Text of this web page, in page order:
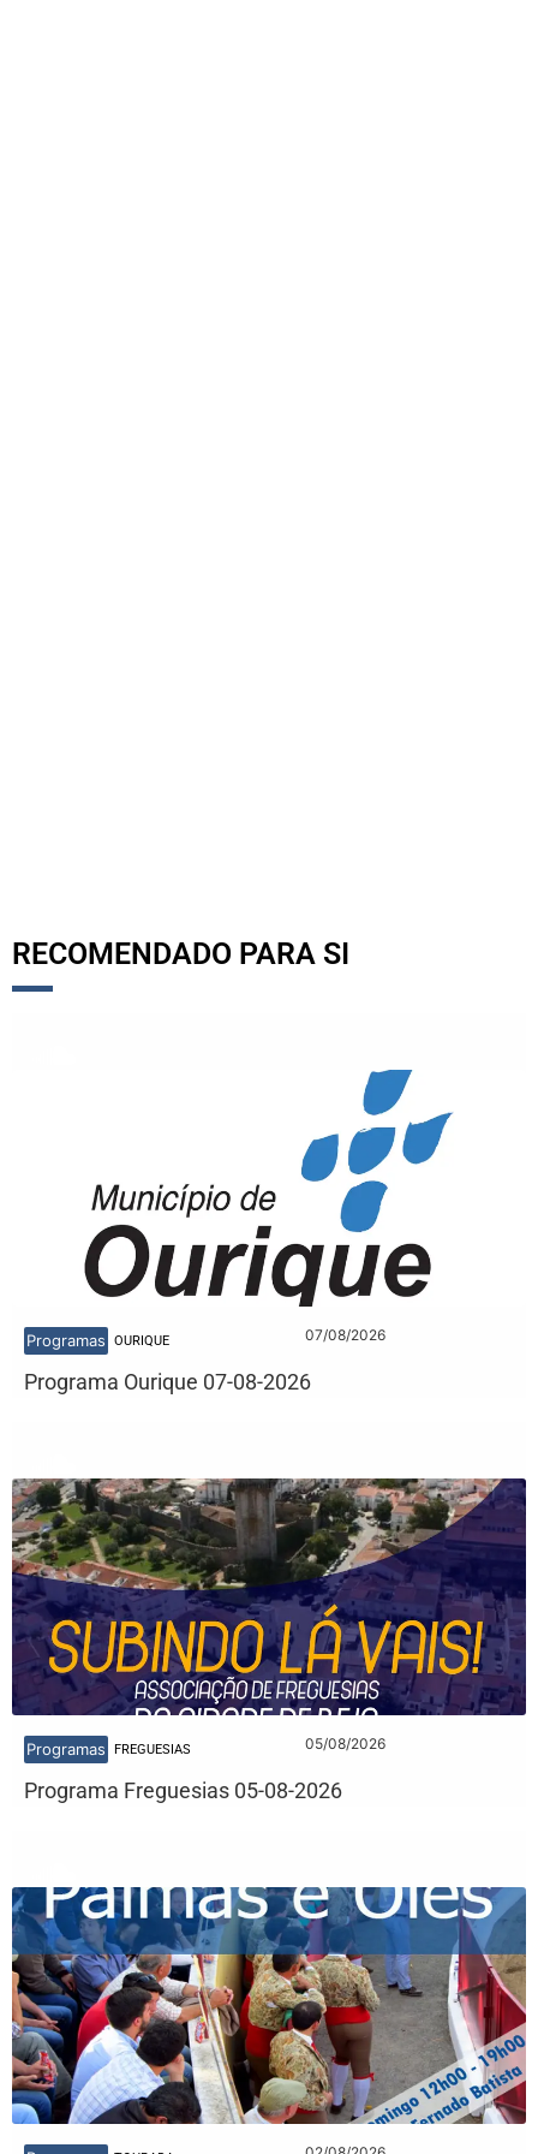
RECOMENDADO PARA SI
Programas OURIQUE 07/08/2026
Programa Ourique 07-08-2026
Programas FREGUESIAS 05/08/2026
Programa Freguesias 05-08-2026